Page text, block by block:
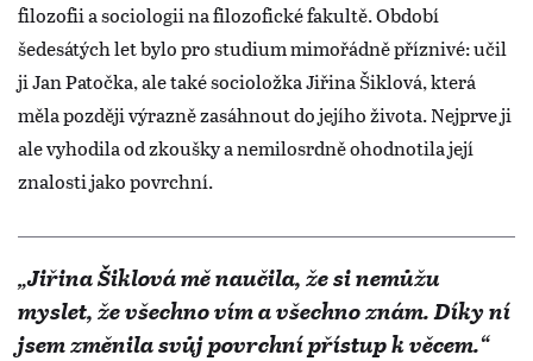
filozofii a sociologii na filozofické fakultě. Období
šedesátých let bylo pro studium mimořádně příznivé: učil
ji Jan Patočka, ale také socioložka Jiřina Šiklová, která
měla později výrazně zasáhnout do jejího života. Nejprve ji
ale vyhodila od zkoušky a nemilosrdně ohodnotila její
znalosti jako povrchní.
„Jiřina Šiklová mě naučila, že si nemůžu
myslet, že všechno vím a všechno znám. Díky ní
jsem změnila svůj povrchní přístup k věcem.“